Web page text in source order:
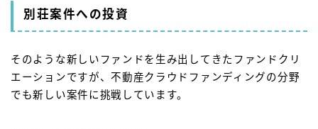
別荘案件への投資
そのような新しいファンドを生み出してきたファンドクリ
エーションですが、不動産クラウドファンディングの分野
でも新しい案件に挑戦しています。